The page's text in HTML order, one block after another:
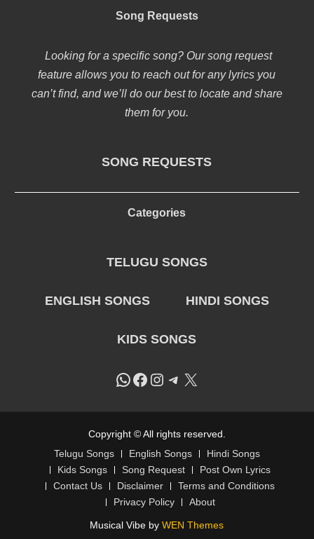
Song Requests
Looking for a specific song? Our song request
feature allows you to reach out for any lyrics you
can’t find, and we’ll do our best to locate and share
them for you.
SONG REQUESTS
Categories
TELUGU SONGS
ENGLISH SONGS HINDI SONGS
KIDS SONGS
WhatsApp
Facebook
Instagram
Telegram
X
Copyright © All rights reserved.
Telugu Songs
English Songs
Hindi Songs
Kids Songs
Song Request
Post Own Lyrics
Contact Us
Disclaimer
Terms and Conditions
Privacy Policy
About
Musical Vibe byWEN Themes